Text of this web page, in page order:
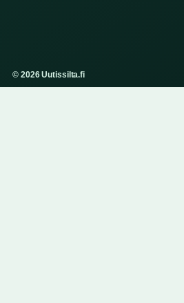
© 2026 Uutissilta.fi